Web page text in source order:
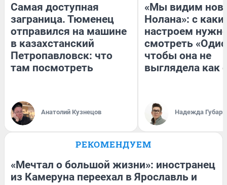
Самая доступная
заграница. Тюменец
отправился на машине
в казахстанский
Петропавловск: что
там посмотреть
Анатолий Кузнецов
«Мы видим
Нолана»: с
настроем
смотреть
чтобы она не
выглядела как
Надежда Губарь
РЕКОМЕНДУЕМ
«Мечтал о большой жизни»: иностранец
из Камеруна переехал в Ярославль и